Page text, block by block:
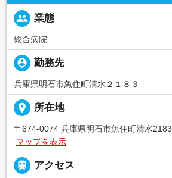
people 業態
総合病院
person_pin 勤務先
兵庫県明石市魚住町清水２１８３
place 所在地
〒674-0074 兵庫県明石市魚住町清水2183
マップを表示
 アクセス